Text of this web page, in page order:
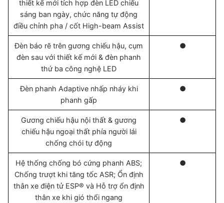
thiết kế mới tích hợp đèn LED chiếu
sáng ban ngày, chức năng tự động
điều chỉnh pha / cốt High-beam Assist
Đèn báo rẽ trên gương chiếu hậu, cụm
đèn sau với thiết kế mới & đèn phanh
thứ ba công nghệ LED
●
Đèn phanh Adaptive nhấp nháy khi
phanh gấp
●
Gương chiếu hậu nội thất & gương
chiếu hậu ngoại thất phía người lái
chống chói tự động
●
Hệ thống chống bó cứng phanh ABS;
Chống trượt khi tăng tốc ASR; Ổn định
thân xe điện tử ESP® và Hỗ trợ ổn định
thân xe khi gió thổi ngang
●